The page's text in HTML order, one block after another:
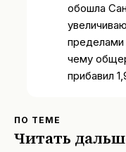
обошла
пределами
чему
прибавил
ПО ТЕМЕ
Читать